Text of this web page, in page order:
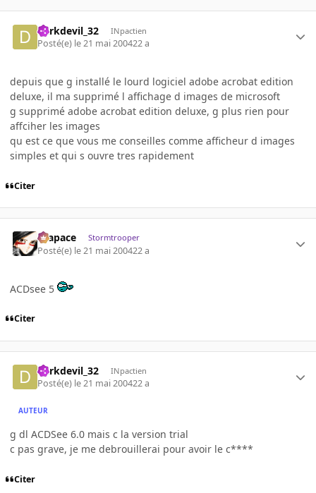
darkdevil_32 INpactien
Posté(e) le 21 mai 200422 a
depuis que g installé le lourd logiciel adobe acrobat edition
deluxe, il ma supprimé l affichage d images de microsoft
g supprimé adobe acrobat edition deluxe, g plus rien pour
affciher les images
qu est ce que vous me conseilles comme afficheur d images
simples et qui s ouvre tres rapidement
Citer
Krapace Stormtrooper
Posté(e) le 21 mai 200422 a
ACDsee 5
Citer
darkdevil_32 INpactien
Posté(e) le 21 mai 200422 a
AUTEUR
g dl ACDSee 6.0 mais c la version trial
c pas grave, je me debrouillerai pour avoir le c****
Citer